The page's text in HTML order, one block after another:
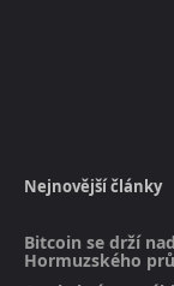
Nejnovější články
Bitcoin se drží
Hormuzského